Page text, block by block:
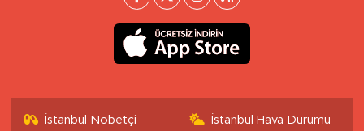
İstanbul Nöbetçi
İstanbul Hava Durumu